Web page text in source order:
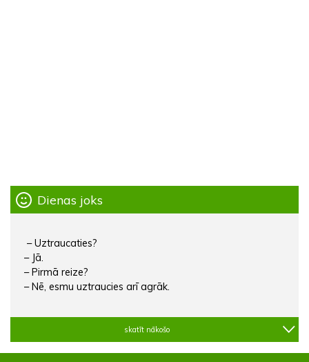
Dienas joks
– Uztraucaties?
– Jā.
– Pirmā reize?
– Nē, esmu uztraucies arī agrāk.
skatīt nākošo